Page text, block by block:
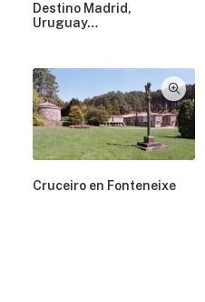
Destino Madrid,
Uruguay…
Cruceiro en Fonteneixe